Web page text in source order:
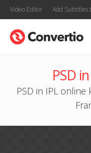
Video Editor Add Subtitles
PSD
PSD in IPL